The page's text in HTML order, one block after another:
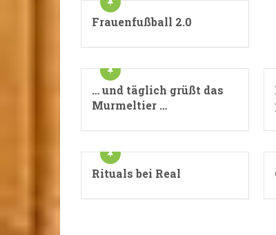
Frauenfußball 2.0
… und täglich grüßt das
Murmeltier …
Rituals bei Real